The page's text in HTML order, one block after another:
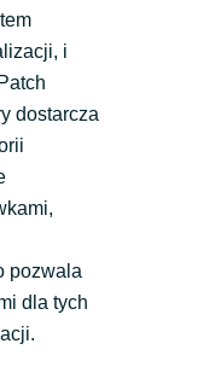
i
dostarcza
pozwala
dla tych